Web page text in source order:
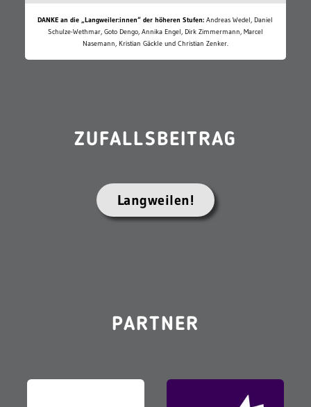
DANKE an die „Langweiler:innen“ der höheren Stufen: Andreas Wedel, Daniel
Schulze-Wethmar, Goto Dengo, Annika Engel, Dirk Zimmermann, Marcel
Nasemann, Kristian Gäckle und Christian Zenker.
ZUFALLSBEITRAG
Langweilen!
PARTNER